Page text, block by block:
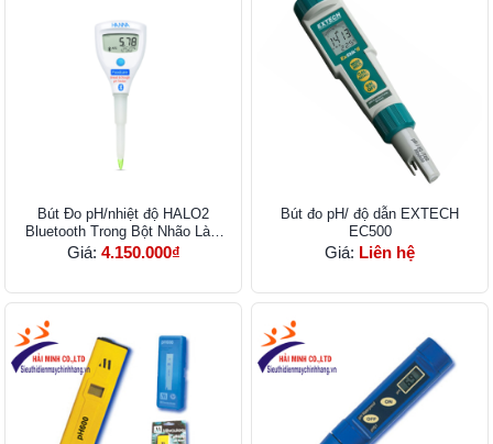
Bút Đo pH/nhiệt độ HALO2
Bluetooth Trong Bột Nhão Làm
Bánh Mì HI9810382
Giá: 4.150.000₫
Bút đo pH/ độ dẫn EXTECH
EC500
Giá: Liên hệ